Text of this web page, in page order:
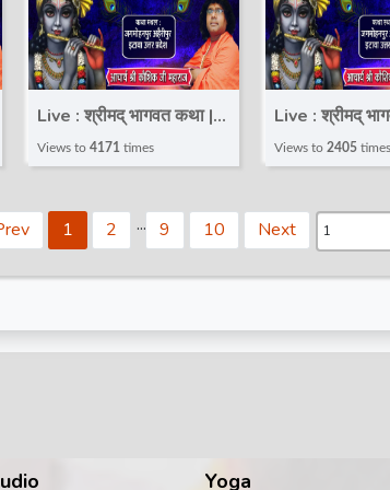
Live : श्रीमद् भागवत कथा |
Day 3 | आचार्य कौशिक जी
Pradesh
Views to4171 times
Live : श्रीमद्
Day 2 | आचार्य
Pradesh
Views to 2405times
1 2 ... 9 10 Next
Yoga